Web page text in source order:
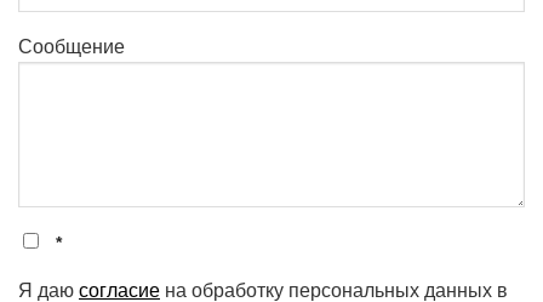
Сообщение
*
Я даю cогласие на обработку персональных данных в